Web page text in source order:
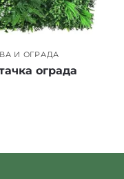
И ОГРАДА
ограда